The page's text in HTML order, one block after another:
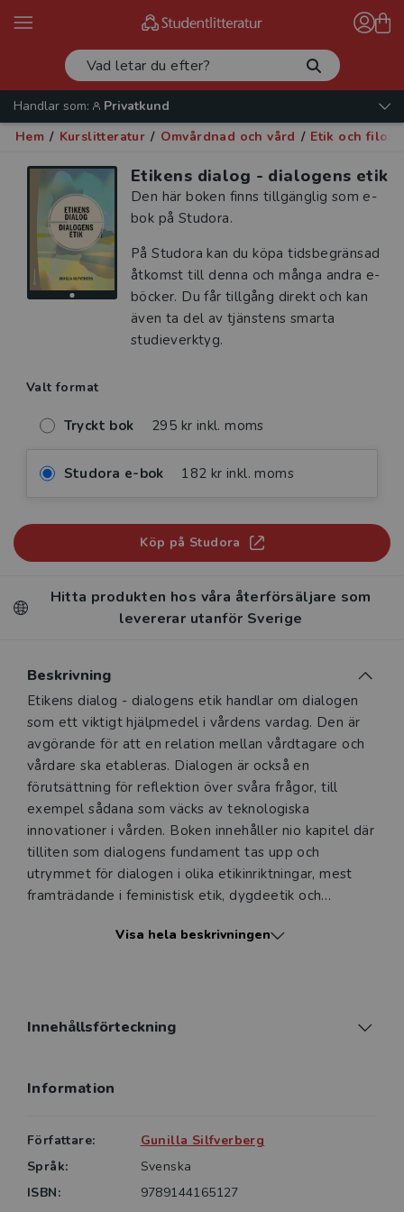
Handlar som:
Privatkund
Hem / Kurslitteratur / Omvårdnad och vård / Etik och
Etikens dialog - dialogens etik
Den här boken finns tillgänglig som e-
bok på Studora.
På Studora kan du köpa tidsbegränsad
åtkomst till denna och många andra e-
böcker. Du får tillgång direkt och kan
även ta del av tjänstens smarta
studieverktyg.
Valt format
Tryckt bok 295 kr inkl. moms
Studora e-bok 182 kr inkl. moms
Köp på Studora
Hitta produkten hos våra återförsäljare som
levererar utanför Sverige
Beskrivning
Beskrivning
Etikens dialog - dialogens etik handlar om dialogen
som ett viktigt hjälpmedel i vårdens vardag. Den är
avgörande för att en relation mellan vårdtagare och
vårdare ska etableras. Dialogen är också en
förutsättning för reflektion över svåra frågor, till
exempel sådana som väcks av teknologiska
innovationer i vården. Boken innehåller nio kapitel där
tilliten som dialogens fundament tas upp och
utrymmet för dialogen i olika etikinriktningar, mest
framträdande i feministisk etik, dygdeetik och
ett dialogiskt förhållningssätt innebär, vad som
som syftar till att ge medarbetarna möjlighet att
vårdutbildningar, till yrkesverksamma inom vård,
social omsorg och socialt arbete samt till alla som är
Visa hela beskrivningen
Innehållsförteckning
Information
Författare:
Gunilla Silfverberg
Språk:
Svenska
ISBN:
9789144165127